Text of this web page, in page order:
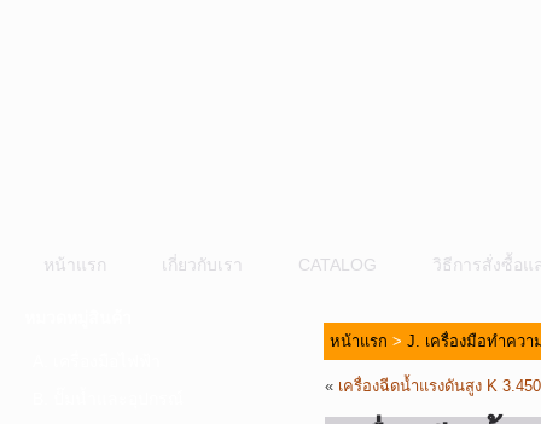
หน้าแรก เกี่ยวกับเรา CATALOG วิธีการสั่งซื้อแ
หน้าแรก > J. เครื่องมือทำควา
« เครื่องฉีดน้ำแรงดันสูง K